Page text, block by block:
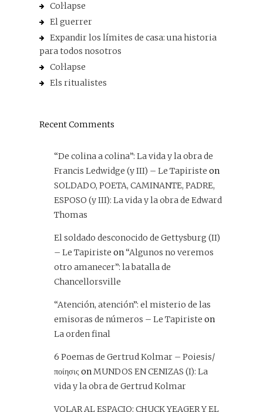
Col·lapse
El guerrer
Expandir los límites de casa: una historia
para todos nosotros
Col·lapse
Els ritualistes
Recent Comments
“De colina a colina”: La vida y la obra de
Francis Ledwidge (y III) – Le Tapiriste on
SOLDADO, POETA, CAMINANTE, PADRE,
ESPOSO (y III): La vida y la obra de Edward
Thomas
El soldado desconocido de Gettysburg (II)
– Le Tapiriste on“Algunos no veremos
otro amanecer”: la batalla de
Chancellorsville
“Atención, atención”: el misterio de las
emisoras de números – Le Tapiriste on
La orden final
6 Poemas de Gertrud Kolmar – Poiesis/
ποίησις onMUNDOS EN CENIZAS (I): La
vida y la obra de Gertrud Kolmar
VOLAR AL ESPACIO: CHUCK YEAGER Y EL